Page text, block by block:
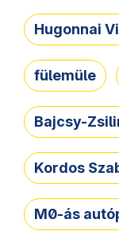
Hugonnai
fülemüle
Bajcsy-
Kordos
M0-ás